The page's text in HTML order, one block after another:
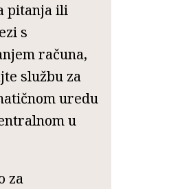
pitanja ili
s
računa,
službu za
uredu
u
za